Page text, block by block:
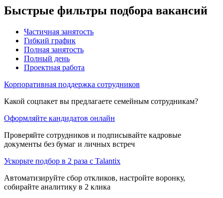
Быстрые фильтры подбора вакансий
Частичная занятость
Гибкий график
Полная занятость
Полный день
Проектная работа
Корпоративная поддержка сотрудников
Какой соцпакет вы предлагаете семейным сотрудникам?
Оформляйте кандидатов онлайн
Проверяйте сотрудников и подписывайте кадровые
документы без бумаг и личных встреч
Ускорьте подбор в 2 раза с Talantix
Автоматизируйте сбор откликов, настройте воронку,
собирайте аналитику в 2 клика